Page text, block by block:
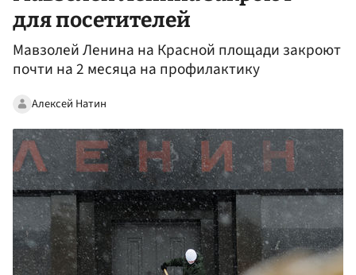
для посетителей
Мавзолей Ленина на Красной площади закроют
почти на 2 месяца на профилактику
Алексей Натин